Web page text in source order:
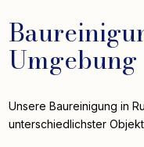
Umgebung
Unsere Baureinigung in
unterschiedlichster